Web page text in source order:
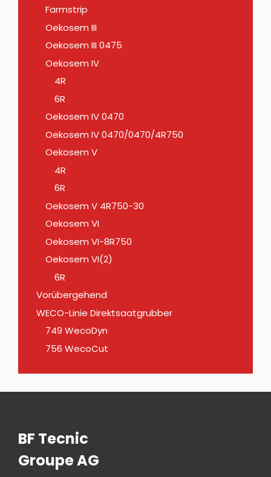
Farmstrip
Oekosem III
Oekosem III 0475
Oekosem IV
4R
6R
Oekosem IV 0470
Oekosem IV 0470/0470/4R750
Oekosem V
4R
6R
Oekosem V 4R750-30
Oekosem VI
Oekosem VI-8R750
Oekosem VI(2)
6R
Vorübergehend
WECO-Linie Direktsaatgrubber
749 WecoDyn
756 WecoCut
BF Tecnic
Groupe AG